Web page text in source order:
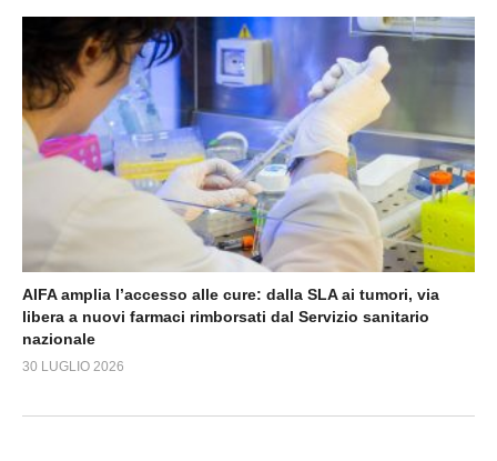
AIFA amplia l’accesso alle cure: dalla SLA ai tumori, via
libera a nuovi farmaci rimborsati dal Servizio sanitario
nazionale
30 LUGLIO 2026